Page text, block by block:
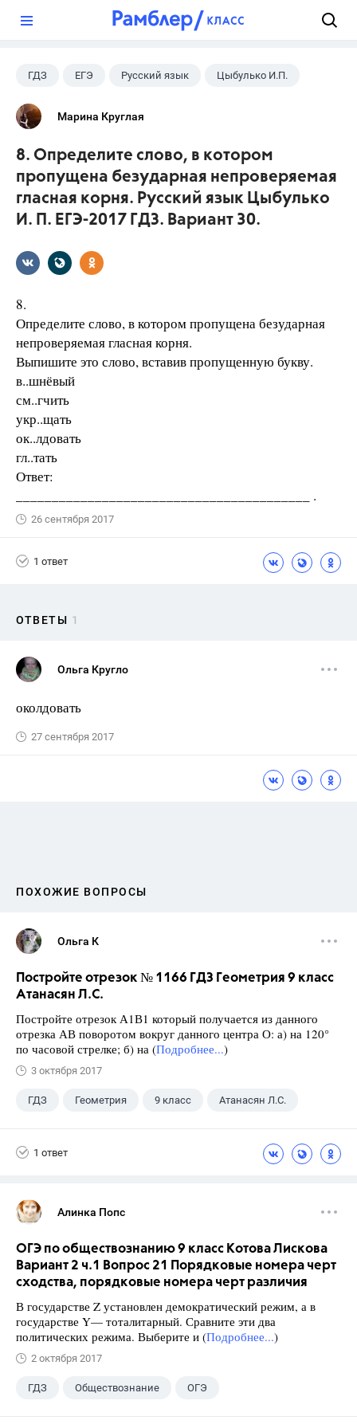
ГДЗ ЕГЭ Русский язык Цыбулько И.П.
Марина Круглая
8. Определите слово, в котором
пропущена безударная непроверяемая
гласная корня. Русский язык Цыбулько
И. П. ЕГЭ-2017 ГДЗ. Вариант 30.
8.
Определите слово, в котором пропущена безударная
непроверяемая гласная корня.
Выпишите это слово, вставив пропущенную букву.
в..шнёвый
см..гчить
укр..щать
ок..лдовать
гл..тать
Ответ:
_________________________________________ .
26 сентября 2017
1 ответ
ОТВЕТЫ 1
Ольга Кругло
околдовать
27 сентября 2017
ПОХОЖИЕ ВОПРОСЫ
Ольга К
Постройте отрезок № 1166 ГДЗ Геометрия 9 класс
Атанасян Л.С.
Постройте отрезок А1В1 который получается из данного
отрезка АВ поворотом вокруг данного центра О: а) на 120°
по часовой стрелке; б) на (Подробнее...)
3 октября 2017
ГДЗ Геометрия 9 класс Атанасян Л.С.
1 ответ
Алинка Попс
ОГЭ по обществознанию 9 класс Котова Лискова
Вариант 2 ч.1 Вопрос 21 Порядковые номера черт
сходства, порядковые номера черт различия
В государстве Z установлен демократический режим, а в
государстве Y— тоталитарный. Сравните эти два
политических режима. Выберите и (Подробнее...)
2 октября 2017
ГДЗ Обществознание ОГЭ